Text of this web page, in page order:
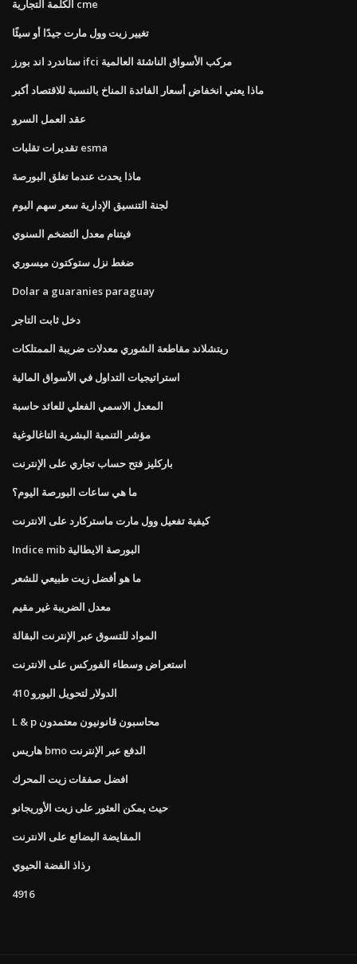
الكلمة التجارية cme
تغيير زيت وول مارت جيدًا أو سيئًا
ستاندرد اند بورز ifci مركب الأسواق الناشئة العالمية
ماذا يعني انخفاض أسعار الفائدة المناخ بالنسبة للاقتصاد أكبر
عقد العمل السرو
تقديرات تقلبات esma
ماذا يحدث عندما تغلق البورصة
لجنة التنسيق الإدارية سعر سهم اليوم
فيتنام معدل التضخم السنوي
ضغط نزل ستوكتون ميسوري
Dolar a guaranies paraguay
دخل ثابت التاجر
ريتشلاند مقاطعة الشوري معدلات ضريبة الممتلكات
استراتيجيات التداول في الأسواق المالية
المعدل الاسمي الفعلي للعائد حاسبة
مؤشر التنمية البشرية التاغالوغية
باركليز فتح حساب تجاري على الإنترنت
ما هي ساعات البورصة اليوم؟
كيفية تفعيل وول مارت ماستركارد على الانترنت
Indice mib البورصة الايطالية
ما هو أفضل زيت طبيعي للشعر
معدل الضريبة غير مقيم
المواد للتسوق عبر الإنترنت البقالة
استعراض وسطاء الفوركس على الانترنت
الدولار لتحويل اليورو 410
L & p محاسبون قانونيون معتمدون
هاريس bmo الدفع عبر الإنترنت
افضل صفقات زيت المحرك
حيث يمكن العثور على زيت الأوريجانو
المقايضة البضائع على الانترنت
رذاذ الفضة الحيوي
4916